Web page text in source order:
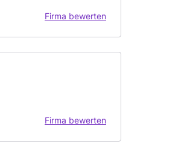
Firma bewerten
Firma bewerten